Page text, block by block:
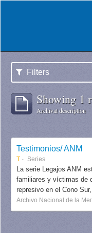
Filters
Showing 1
Archival description
Testimonios/ ANM
T Series
La serie Legajos ANM
familiares y víctimas de
represivo en el Cono
Archivo Nacional de la